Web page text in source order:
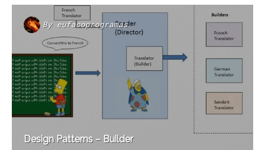
By eufacoprogramas
Design Patterns – Builder